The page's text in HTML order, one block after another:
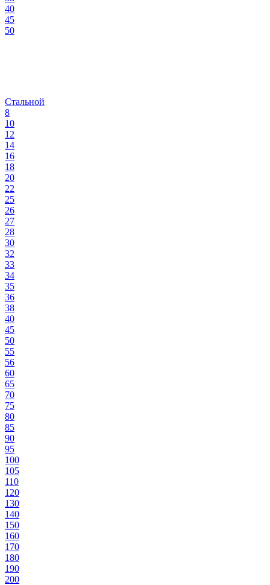
40
45
50
Стальной
8
10
12
14
16
18
20
22
25
26
27
28
30
32
33
34
35
36
38
40
45
50
55
56
60
65
70
75
80
85
90
95
100
105
110
120
130
140
150
160
170
180
190
200